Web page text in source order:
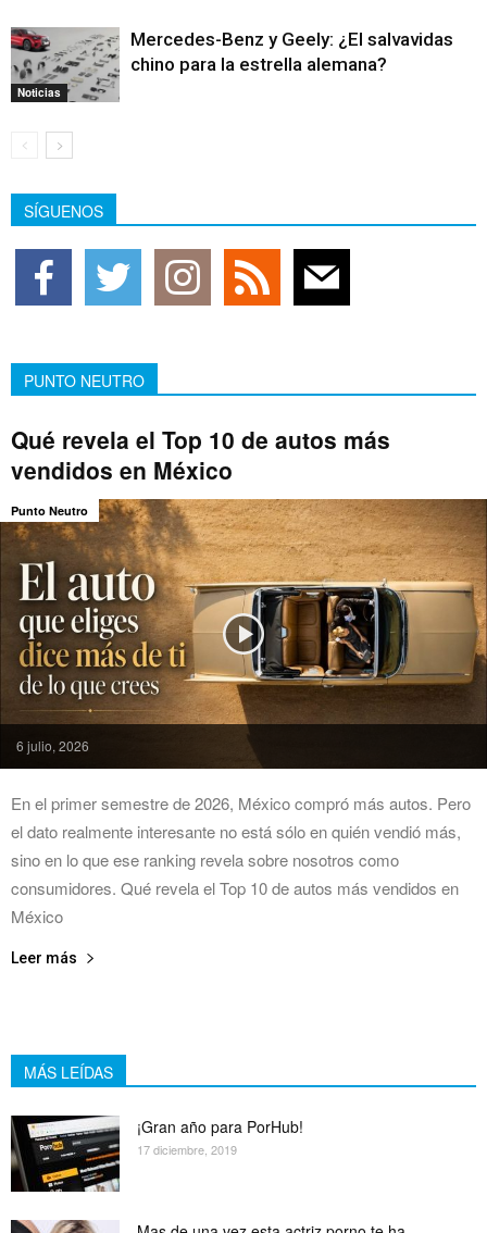
Noticias
Mercedes-Benz y Geely: ¿El salvavidas
chino para la estrella alemana?
SÍGUENOS
PUNTO NEUTRO
Qué revela el Top 10 de autos más
vendidos en México
6 julio, 2026
Punto Neutro
En el primer semestre de 2026, México compró más autos. Pero
el dato realmente interesante no está sólo en quién vendió más,
sino en lo que ese ranking revela sobre nosotros como
consumidores. Qué revela el Top 10 de autos más vendidos en
México
Leer más
MÁS LEÍDAS
¡Gran año para PorHub!
17 diciembre, 2019